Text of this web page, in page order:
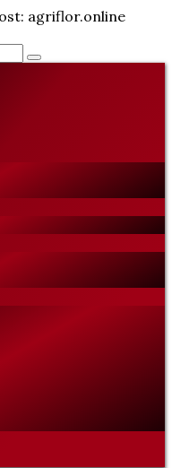
agriflor.online